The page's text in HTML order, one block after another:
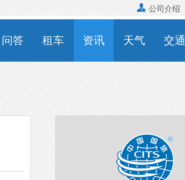
 公司介绍
问答 租车 资讯 天气 交通